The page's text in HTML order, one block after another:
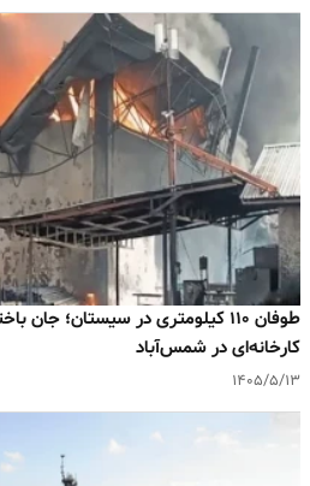
طوفان ۱۱۰ کیلومتری در سیستان؛ جان
کارخانه‌ای در شمس‌آباد
۱۴۰۵/۵/۱۳